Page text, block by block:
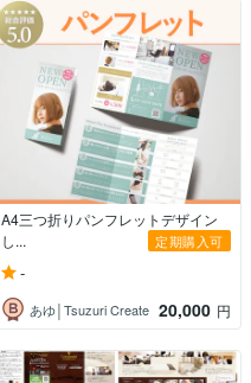
A4三つ折りパンフレットデザイン
し...
定期購入可
-
あゆ│Tsuzuri Create 20,000 円